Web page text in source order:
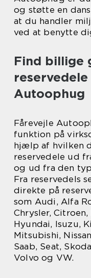
og støtte en
at du handler
ved at benytte
Find billige
Autoophug
Fårevejle
funktion på
hjælp af hvilken
reservedele ud
og ud fra den
Fra reservedels
direkte på
som Audi, Alfa
Chrysler,
Hyundai, Isuzu,
Mitsubishi,
Saab, Seat,
Volvo og VW.